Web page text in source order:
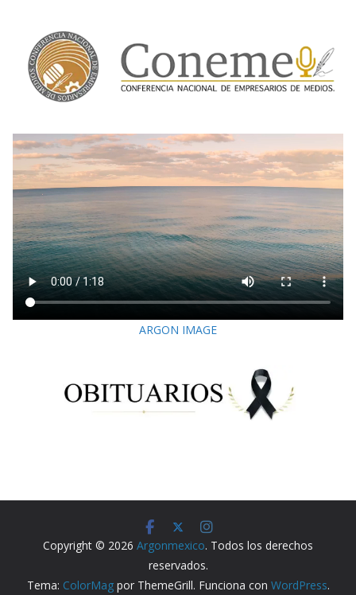
ARGON IMAGE
Copyright © 2026 Argonmexico. Todos los derechos
reservados.
Tema: ColorMagpor ThemeGrill. Funciona con WordPress.